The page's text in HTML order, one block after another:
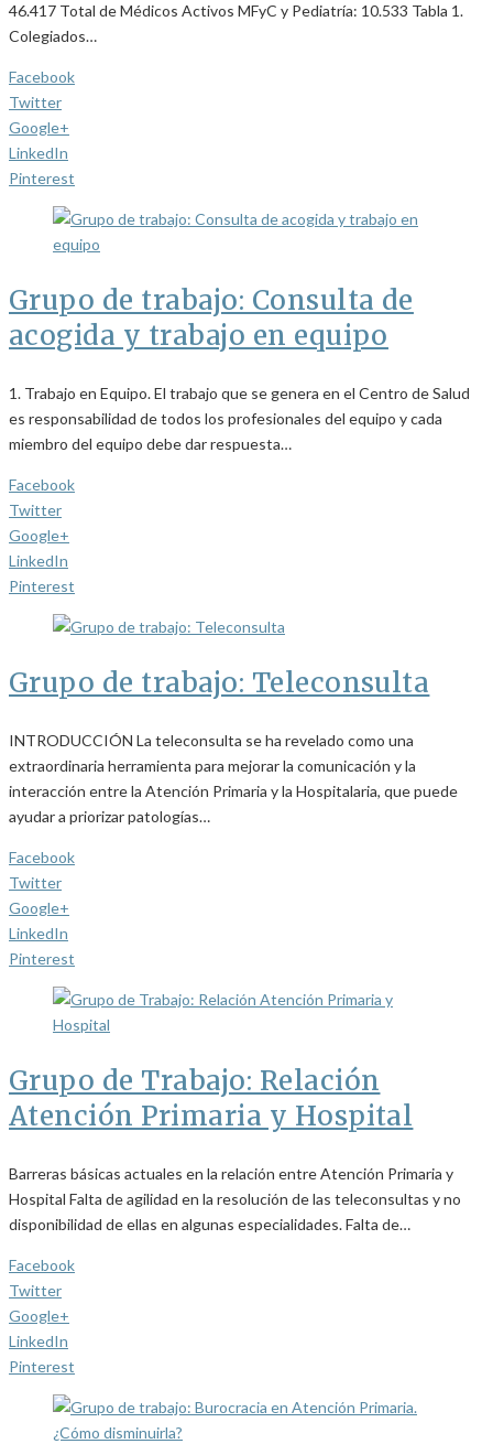
46.417 Total de Médicos Activos MFyC y Pediatría: 10.533 Tabla 1.
Colegiados…
Facebook
Twitter
Google+
LinkedIn
Pinterest
Grupo de trabajo: Consulta de
acogida y trabajo en equipo
1. Trabajo en Equipo. El trabajo que se genera en el Centro de Salud
es responsabilidad de todos los profesionales del equipo y cada
miembro del equipo debe dar respuesta…
Facebook
Twitter
Google+
LinkedIn
Pinterest
Grupo de trabajo: Teleconsulta
INTRODUCCIÓN La teleconsulta se ha revelado como una
extraordinaria herramienta para mejorar la comunicación y la
interacción entre la Atención Primaria y la Hospitalaria, que puede
ayudar a priorizar patologías…
Facebook
Twitter
Google+
LinkedIn
Pinterest
Grupo de Trabajo: Relación
Atención Primaria y Hospital
Barreras básicas actuales en la relación entre Atención Primaria y
Hospital Falta de agilidad en la resolución de las teleconsultas y no
disponibilidad de ellas en algunas especialidades. Falta de…
Facebook
Twitter
Google+
LinkedIn
Pinterest